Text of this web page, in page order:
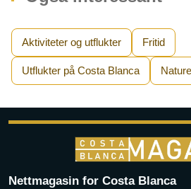
Aktiviteter og utflukter Fritid
Utflukter på Costa Blanca
Nettmagasin for Costa Blanca